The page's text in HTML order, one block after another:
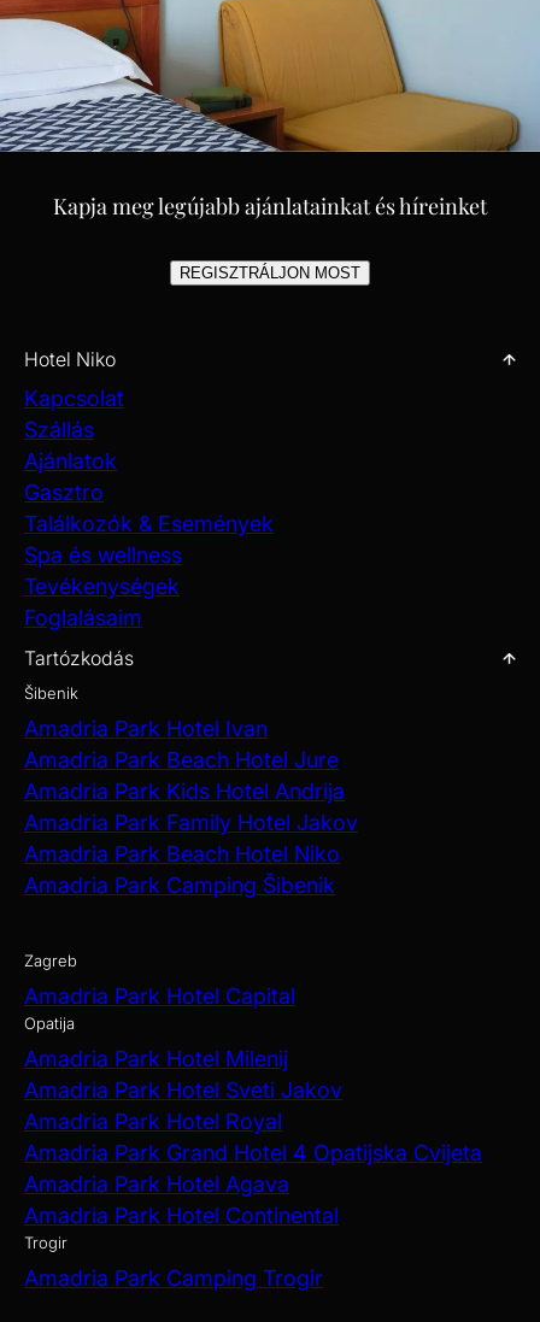
Kapja meg legújabb ajánlatainkat és híreinket
REGISZTRÁLJON MOST
Hotel Niko
Kapcsolat
Szállás
Ajánlatok
Gasztro
Találkozók & Események
Spa és wellness
Tevékenységek
Foglalásaim
Tartózkodás
Šibenik
Amadria Park Hotel Ivan
Amadria Park Beach Hotel Jure
Amadria Park Kids Hotel Andrija
Amadria Park Family Hotel Jakov
Amadria Park Beach Hotel Niko
Amadria Park Camping Šibenik
Zagreb
Amadria Park Hotel Capital
Opatija
Amadria Park Hotel Milenij
Amadria Park Hotel Sveti Jakov
Amadria Park Hotel Royal
Amadria Park Grand Hotel 4 Opatijska Cvijeta
Amadria Park Hotel Agava
Amadria Park Hotel Continental
Trogir
Amadria Park Camping Trogir